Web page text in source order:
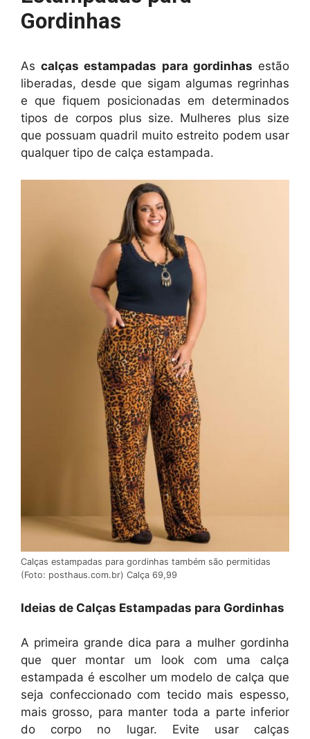
Gordinhas
Ascalças estampadas para gordinhas estão
liberadas, desde que sigam algumas regrinhas
e que fiquem posicionadas em determinados
tipos de corpos plus size. Mulheres plus size
que possuam quadril muito estreito podem usar
qualquer tipo de calça estampada.
Calças estampadas para gordinhas também são permitidas
(Foto: posthaus.com.br) Calça 69,99
Ideias de Calças Estampadas para Gordinhas
A primeira grande dica para a mulher gordinha
que quer montar um look com uma calça
estampada é escolher um modelo de calça que
seja confeccionado com tecido mais espesso,
mais grosso, para manter toda a parte inferior
do corpo no lugar. Evite usar calças